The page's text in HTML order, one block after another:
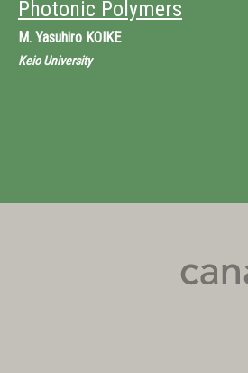
Photonic Polymers
M. Yasuhiro KOIKE
Keio University